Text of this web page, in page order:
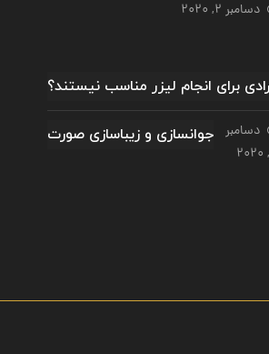
برای انجام لیزر مناسب نیستند؟
دسامبر 2, 2020
جوانسازی و زیباسازی صورت
دسامبر